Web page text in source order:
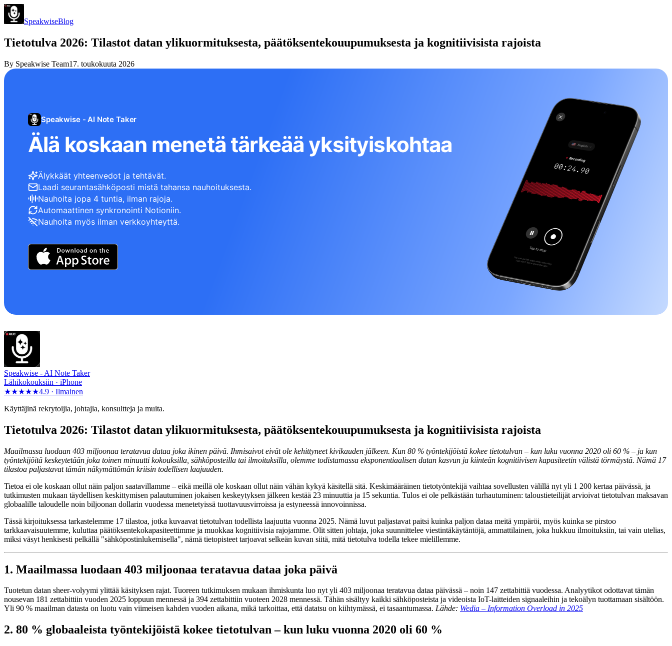
SpeakwiseBlog
Tietotulva 2026: Tilastot datan ylikuormituksesta, päätöksentekouupumuksesta ja kognitiivisista rajoista
By Speakwise Team17. toukokuuta 2026
Speakwise - AI Note Taker
Älä koskaan menetä tärkeää yksityiskohtaa
Älykkäät yhteenvedot ja tehtävät.
Laadi seurantasähköposti mistä tahansa nauhoituksesta.
Nauhoita jopa 4 tuntia, ilman rajoja.
Automaattinen synkronointi Notioniin.
Nauhoita myös ilman verkkoyhteyttä.
Speakwise - AI Note Taker
Lähikokouksiin · iPhone
★★★★★4.9 · Ilmainen
Käyttäjinä rekrytoijia, johtajia, konsultteja ja muita.
Tietotulva 2026: Tilastot datan ylikuormituksesta, päätöksentekouupumuksesta ja kognitiivisista rajoista
Maailmassa luodaan 403 miljoonaa teratavua dataa joka ikinen päivä. Ihmisaivot eivät ole kehittyneet kivikauden jälkeen. Kun 80 % työntekijöistä kokee tietotulvan – kun luku vuonna 2020 oli 60 % – ja kun
työntekijöitä keskeytetään joka toinen minuutti kokouksilla, sähköposteilla tai ilmoituksilla, olemme todistamassa eksponentiaalisen datan kasvun ja kiinteän kognitiivisen kapasiteetin välistä törmäystä. Nämä 17
tilastoa paljastavat tämän näkymättömän kriisin todellisen laajuuden.
Tietoa ei ole koskaan ollut näin paljon saatavillamme – eikä meillä ole koskaan ollut näin vähän kykyä käsitellä sitä. Keskimääräinen tietotyöntekijä vaihtaa sovellusten välillä nyt yli 1 200 kertaa päivässä, ja
tutkimusten mukaan täydellisen keskittymisen palautuminen jokaisen keskeytyksen jälkeen kestää 23 minuuttia ja 15 sekuntia. Tulos ei ole pelkästään turhautuminen: taloustieteilijät arvioivat tietotulvan maksavan
globaalille taloudelle noin biljoonan dollarin vuodessa menetetyissä tuottavuusvirroissa ja estyneessä innovoinnissa.
Tässä kirjoituksessa tarkastelemme 17 tilastoa, jotka kuvaavat tietotulvan todellista laajuutta vuonna 2025. Nämä luvut paljastavat paitsi kuinka paljon dataa meitä ympäröi, myös kuinka se pirstoo
tarkkaavaisuutemme, kuluttaa päätöksentekokapasiteettimme ja muokkaa kognitiivisia rajojamme. Olit sitten johtaja, joka suunnittelee viestintäkäytäntöjä, ammattilainen, joka hukkuu ilmoituksiin, tai vain utelias,
miksi väsyt henkisesti pelkällä "sähköpostinlukemisella", nämä tietopisteet tarjoavat selkeän kuvan siitä, mitä tietotulva todella tekee mielillemme.
1. Maailmassa luodaan 403 miljoonaa teratavua dataa joka päivä
Tuotetun datan sheer-volyymi ylittää käsityksen rajat. Tuoreen tutkimuksen mukaan ihmiskunta luo nyt yli 403 miljoonaa teratavua dataa päivässä – noin 147 zettabittiä vuodessa. Analyytikot odottavat tämän
nousevan 181 zettabittiin vuoden 2025 loppuun mennessä ja 394 zettabittiin vuoteen 2028 mennessä. Tähän sisältyy kaikki sähköposteista ja videoista IoT-laitteiden signaaleihin ja tekoälyn tuottamaan sisältöön.
Yli 90 % maailman datasta on luotu vain viimeisen kahden vuoden aikana, mikä tarkoittaa, että datatsu on kiihtymässä, ei tasaantumassa. Lähde: Wedia – Information Overload in 2025
2. 80 % globaaleista työntekijöistä kokee tietotulvan – kun luku vuonna 2020 oli 60 %